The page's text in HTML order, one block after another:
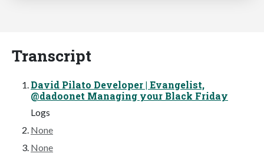
Transcript
David Pilato Developer | Evangelist,
@dadoonet Managing your Black Friday
Logs
None
None